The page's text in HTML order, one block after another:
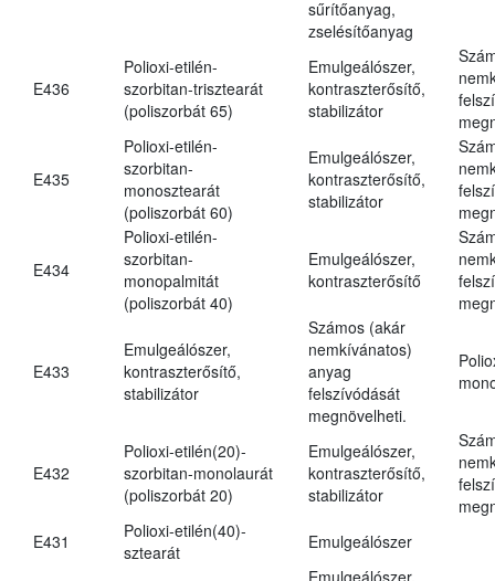
sűrítőanyag,
zselésítőanyag
E436
Polioxi-etilén-
szorbitan-trisztearát
(poliszorbát 65)
Emulgeálószer,
kontraszterősítő,
stabilizátor
E435
Polioxi-etilén-
szorbitan-
monosztearát
(poliszorbát 60)
Emulgeálószer,
kontraszterősítő,
stabilizátor
E434
Polioxi-etilén-
szorbitan-
monopalmitát
(poliszorbát 40)
Emulgeálószer,
kontraszterősítő
E433
Emulgeálószer,
kontraszterősítő,
stabilizátor
Számos (akár
nemkívánatos)
anyag
felszívódását
megnövelheti.
E432
Polioxi-etilén(20)-
szorbitan-monolaurát
(poliszorbát 20)
Emulgeálószer,
kontraszterősítő,
stabilizátor
E431
Polioxi-etilén(40)-
sztearát
Emulgeálószer
Emulgeálószer,